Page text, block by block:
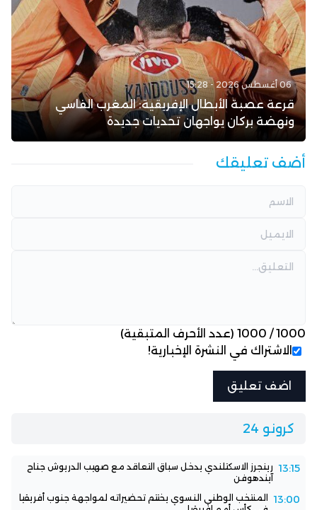
06 أغسطس 2026 - 15:28
قرعة عصبة الأبطال الإفريقية: المغرب الفاسي
ونهضة بركان يواجهان تحديات جديدة
أضف تعليقك
1000
/
1000 (عدد الأحرف المتبقية)
الاشتراك في النشرة الإخبارية!
كرونو 24
13:15 رينجرز الاسكتلندي يدخل سباق التعاقد مع صهيب الدريوش جناح
آيندهوفن
13:00
المنتخب الوطني النسوي يختتم تحضيراته لمواجهة جنوب أفريقيا